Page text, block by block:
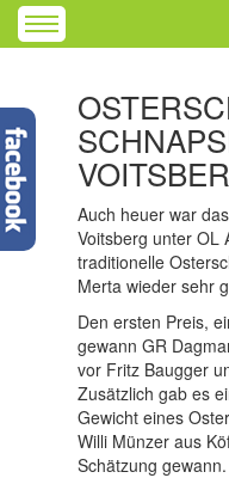
Auch heuer war
Voitsberg unter OL
traditionelle
Merta wieder sehr
Den ersten Preis,
gewann GR
vor Fritz Baugger
Zusätzlich gab es
Gewicht eines
Willi Münzer aus
Schätzung gewann.